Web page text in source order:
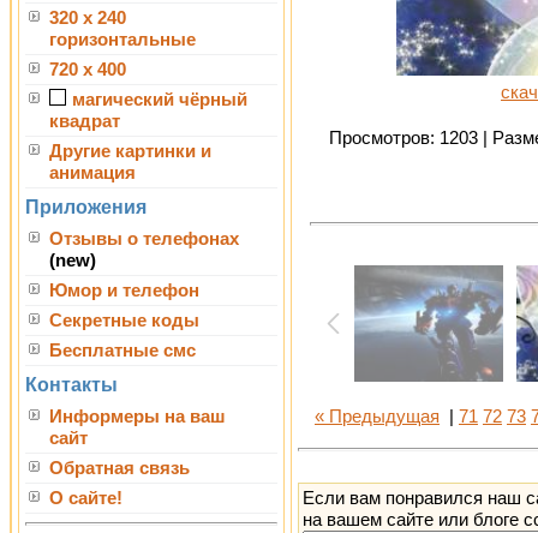
320 x 240
горизонтальные
720 x 400
магический чёрный
квадрат
Другие картинки и
анимация
Приложения
Отзывы о телефонах
(new)
Юмор и телефон
Секретные коды
Бесплатные смс
Контакты
Информеры на ваш
сайт
Обратная связь
О сайте!
Просмотров: 1203 |
« Предыдущая 71 72 73
Если вам понравился наш
на вашем сайте или блоге